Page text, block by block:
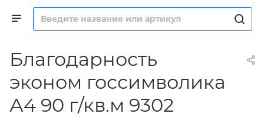
Благодарность
эконом госсимволика
А4 90 г/кв.м 9302